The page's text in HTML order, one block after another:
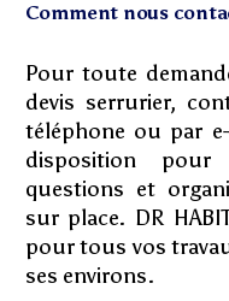
Comment nous
Pour toute
devis serrurier,
téléphone ou par
disposition
questions et
sur place. DR
pour tous vos
ses environs.